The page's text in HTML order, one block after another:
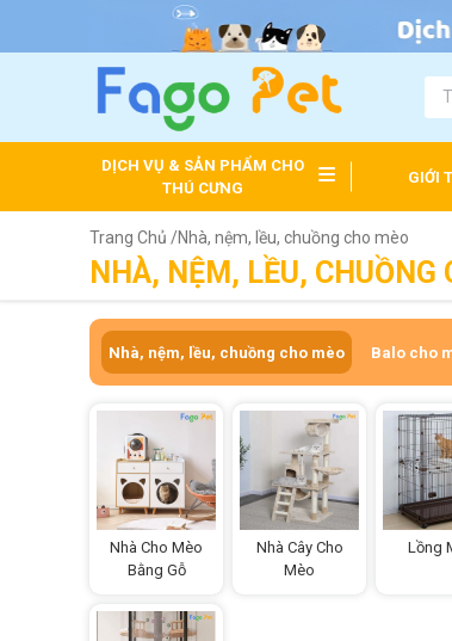
DỊCH VỤ & SẢN PHẨM CHO
THÚ CƯNG
GIỚI
Trang Chủ /Nhà, nệm, lều, chuồng cho mèo
NHÀ, NỆM, LỀU, CHUỒNG
Nhà, nệm, lều, chuồng cho mèo Balo cho
Nhà Cho Mèo
Bằng Gỗ
Nhà Cây Cho
Mèo
Lồng